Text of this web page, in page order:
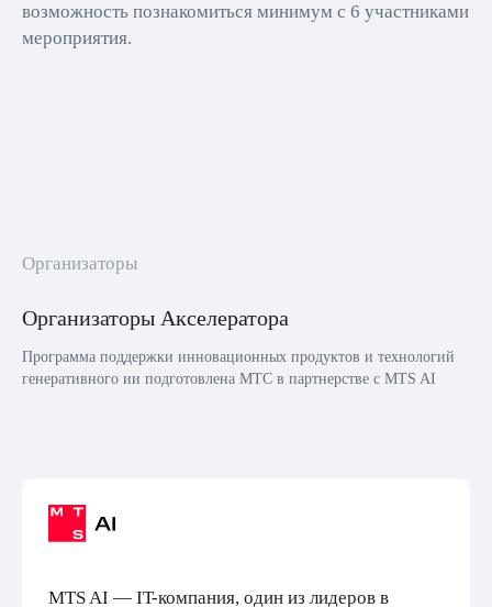
возможность познакомиться минимум с 6 участниками
мероприятия.
Организаторы
Организаторы Акселератора
Программа поддержки инновационных продуктов и технологий
генеративного ии подготовлена МТС в партнерстве с MTS AI
MTS AI — IT-компания, один из лидеров в